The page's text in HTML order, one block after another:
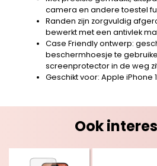
camera en andere toestel
Randen zijn zorgvuldig
bewerkt met een antivlek
Case Friendly ontwerp:
beschermhoesje te
screenprotector in de weg
Geschikt voor: Apple iPhone
Ook